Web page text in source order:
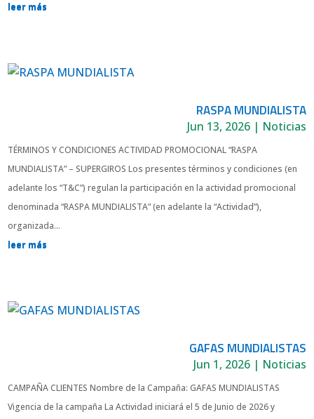
leer más
RASPA MUNDIALISTA
Jun 13, 2026| Noticias
TÉRMINOS Y CONDICIONES ACTIVIDAD PROMOCIONAL “RASPA
MUNDIALISTA” – SUPERGIROS Los presentes términos y condiciones (en
adelante los “T&C”) regulan la participación en la actividad promocional
denominada “RASPA MUNDIALISTA” (en adelante la “Actividad”),
organizada...
leer más
GAFAS MUNDIALISTAS
Jun 1, 2026| Noticias
CAMPAÑA CLIENTES Nombre de la Campaña: GAFAS MUNDIALISTAS
Vigencia de la campaña La Actividad iniciará el 5 de Junio de 2026 y